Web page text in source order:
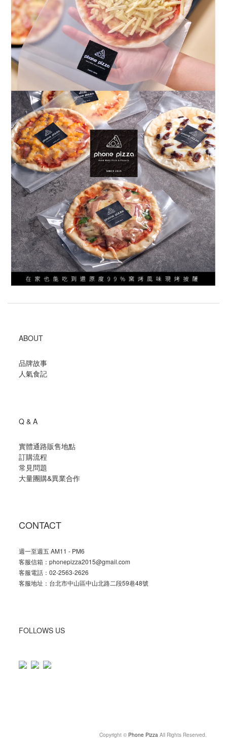
ABOUT
品牌故事
人氣食記
Q & A
實體通路販售地點
訂購流程
常見問題
大量團購&異業合作
CONTACT
週一至週五 AM11 - PM6
客服信箱：phonepizza2015@gmail.com
客服電話：02-2563-2626
客服地址：台北市中山區中山北路二段59巷48號
FOLLOWS US
Copyright © Phone Pizza All Rights Reserved.